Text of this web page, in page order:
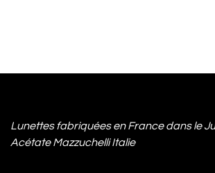
Lunettes fabriquées en France dans le
Acétate Mazzuchelli Italie